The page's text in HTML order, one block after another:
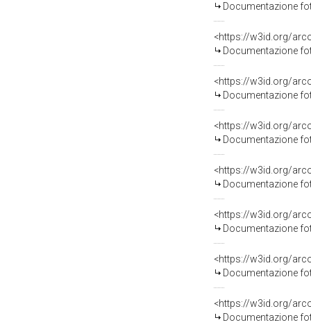
Documentazione
Documentazione
Documentazione
Documentazione
Documentazione
Documentazione
Documentazione
Documentazione